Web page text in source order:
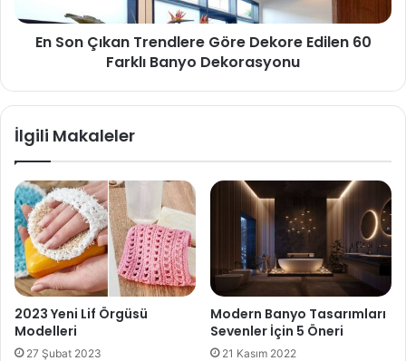
En Son Çıkan Trendlere Göre Dekore Edilen 60
Farklı Banyo Dekorasyonu
İlgili Makaleler
2023 Yeni Lif Örgüsü
Modelleri
27 Şubat 2023
Modern Banyo Tasarımları
Sevenler İçin 5 Öneri
21 Kasım 2022